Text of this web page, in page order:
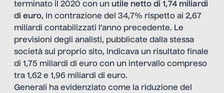
terminato il 2020 con un utile netto di 1,74 miliardi
di euro, in contrazione del 34,7% rispetto ai 2,67
miliardi contabilizzati l’anno precedente. Le
previsioni degli analisti, pubblicate dalla stessa
società sul proprio sito, indicava un risultato finale
di 1,75 miliardi di euro con un intervallo compreso
tra 1,62 e 1,96 miliardi di euro.
Generali ha evidenziato come la riduzione del